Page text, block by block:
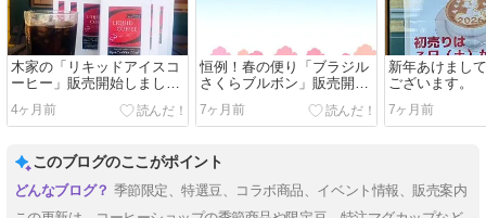
木家の「リキッドアイスコ
ーヒー」販売開始しまし
た！！
4ヶ月前
恒例！春の便り「ブラジル
さくらブルボン」販売開始
です！！
7ヶ月前
新年あけまし
ございます。
7ヶ月前
このブログのここがポイント
季節限定、特選豆、コラボ商品、イベント情報、販売案内